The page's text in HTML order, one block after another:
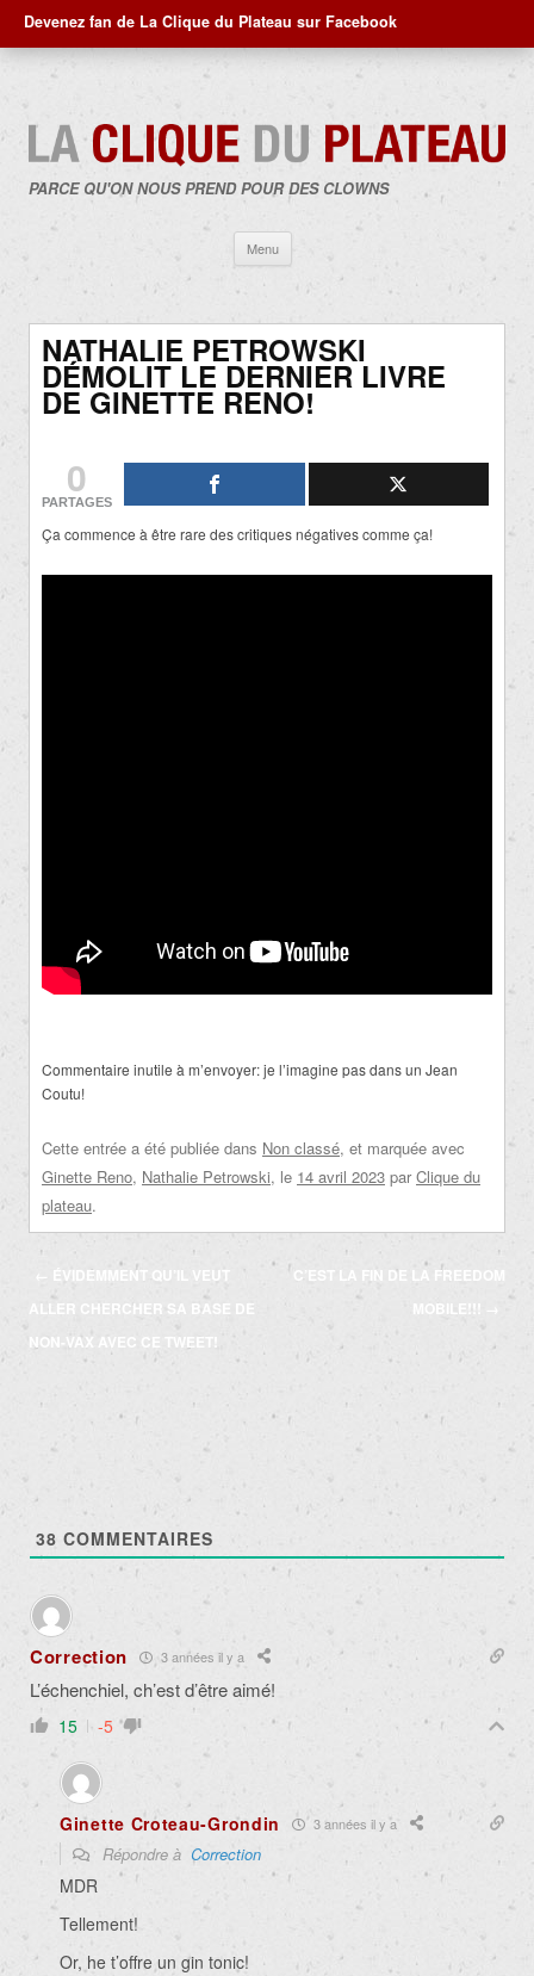
Devenez fan de La Clique du Plateau sur Facebook
PARCE QU'ON NOUS PREND POUR DES CLOWNS
Menu
contenu
NATHALIE PETROWSKI
DÉMOLIT LE DERNIER LIVRE
DE GINETTE RENO!
0
PARTAGES
Ça commence à être rare des critiques négatives comme ça!
Commentaire inutile à m’envoyer: je l’imagine pas dans un Jean
Coutu!
Cette entrée a été publiée dans Non classé, et marquée avec
Ginette Reno, Nathalie Petrowski, le 14 avril 2023 par Clique du
plateau.
Navigation
des
articles
← ÉVIDEMMENT QU’IL VEUT
ALLER CHERCHER SA BASE DE
NON-VAX AVEC CE TWEET!
C’EST LA FIN DE LA FREEDOM
MOBILE!!!
38 COMMENTAIRES
Correction 3 années il y a
L’échenchiel, ch’est d’être aimé!
15 -5
Ginette Croteau-Grondin 3 années il y a
Répondre à Correction
MDR
Tellement!
Or, he t’offre un gin tonic!